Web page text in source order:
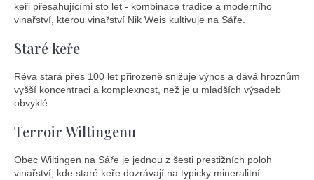
keři přesahujícími sto let - kombinace tradice a moderního
vinařství, kterou vinařství Nik Weis kultivuje na Sáře.
Staré keře
Réva stará přes 100 let přirozeně snižuje výnos a dává hroznům
vyšší koncentraci a komplexnost, než je u mladších výsadeb
obvyklé.
Terroir Wiltingenu
Obec Wiltingen na Sáře je jednou z šesti prestižních poloh
vinařství, kde staré keře dozrávají na typicky mineralitní